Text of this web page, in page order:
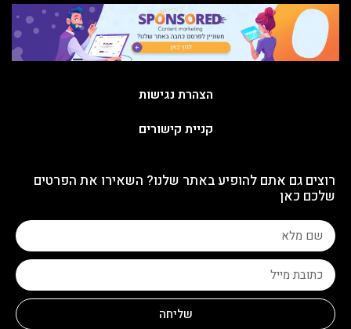
הצהרת נגישות
קניית קישורים
רוצים גם אתם להופיע באתר שלנו? השאירו את הפרטים
שלכם כאן
שליחה